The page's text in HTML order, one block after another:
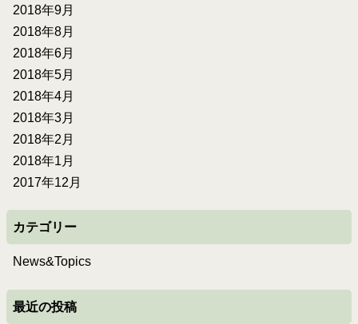
2018年9月
2018年8月
2018年6月
2018年5月
2018年4月
2018年3月
2018年2月
2018年1月
2017年12月
カテゴリー
News&Topics
最近の投稿